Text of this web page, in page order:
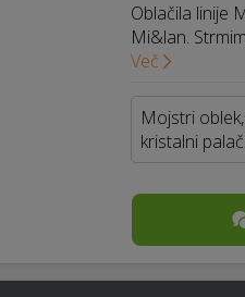
Oblačila linije
Mi&lan.
Več
Mojstri
kristalni